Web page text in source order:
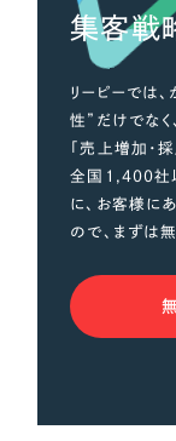
集客戦
リーピーでは
性”だけでな
「売上増加・
全国1,400社
に、お客様に
ので、まずは